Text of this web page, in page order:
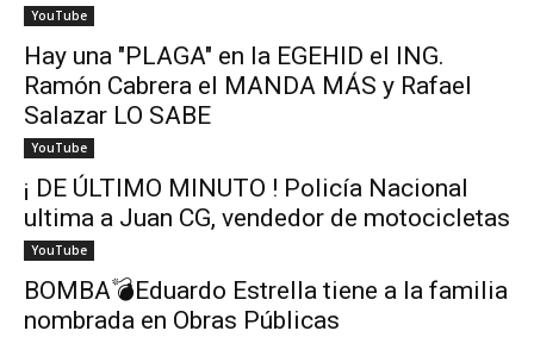
YouTube
Hay una "PLAGA" en la EGEHID el ING.
Ramón Cabrera el MANDA MÁS y Rafael
Salazar LO SABE
YouTube
¡ DE ÚLTIMO MINUTO ! Policía Nacional
ultima a Juan CG, vendedor de motocicletas
YouTube
BOMBA💣Eduardo Estrella tiene a la familia
nombrada en Obras Públicas